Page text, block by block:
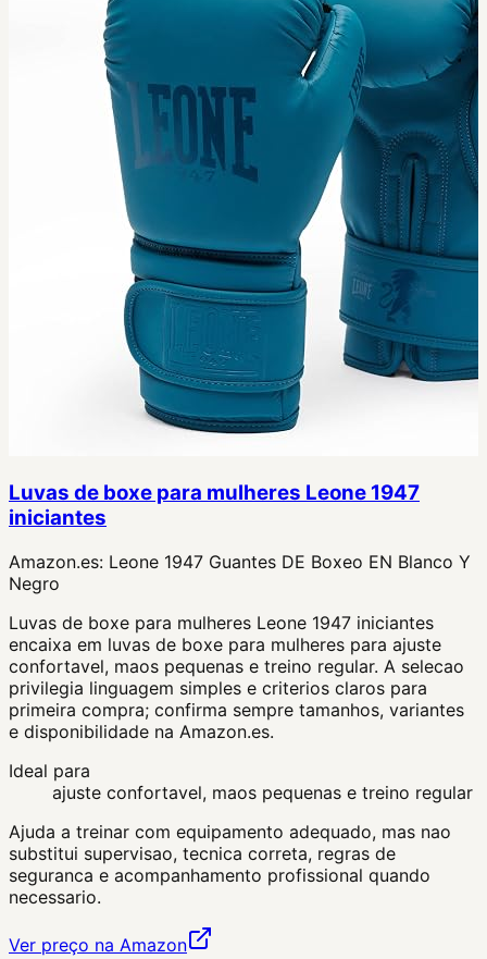
Luvas de boxe para mulheres Leone 1947
iniciantes
Amazon.es: Leone 1947 Guantes DE Boxeo EN Blanco Y
Negro
Luvas de boxe para mulheres Leone 1947 iniciantes
encaixa em luvas de boxe para mulheres para ajuste
confortavel, maos pequenas e treino regular. A selecao
privilegia linguagem simples e criterios claros para
primeira compra; confirma sempre tamanhos, variantes
e disponibilidade na Amazon.es.
Ideal para
ajuste confortavel, maos pequenas e treino regular
Ajuda a treinar com equipamento adequado, mas nao
substitui supervisao, tecnica correta, regras de
seguranca e acompanhamento profissional quando
necessario.
Ver preço na Amazon